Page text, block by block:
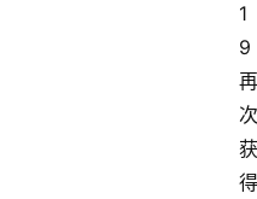
1
9
再
次
获
得